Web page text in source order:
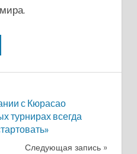
с Кюрасао
турнирах всегда
Следующая запись